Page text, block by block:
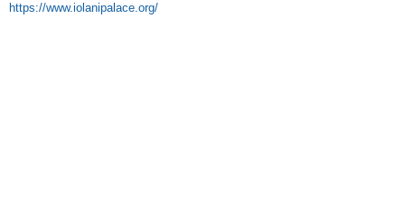
https://www.iolanipalace.org/